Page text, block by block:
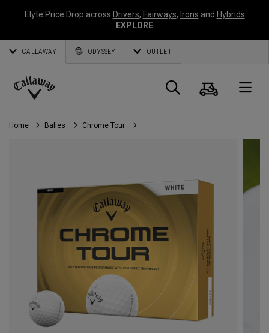
Elyte Price Drop across Drivers, Fairways, Irons and Hybrids
EXPLORE
CALLAWAY ODYSSEY OUTLET
Callaway
Golf
Panier
Home Balles Chrome Tour